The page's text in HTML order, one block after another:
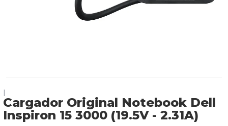
Cargador Original Notebook Dell
Inspiron 15 3000 (19.5V - 2.31A)